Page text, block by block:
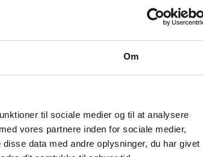
Om
til sociale medier og til at analysere
vores partnere inden for sociale medier,
data med andre oplysninger, du har givet